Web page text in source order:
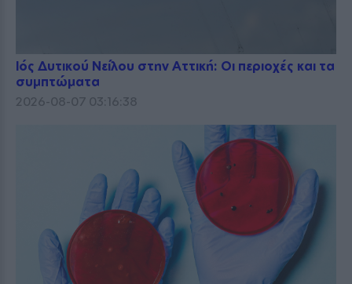
Ιός Δυτικού Νείλου στην Αττική: Οι περιοχές και τα
συμπτώματα
2026-08-07 03:16:38